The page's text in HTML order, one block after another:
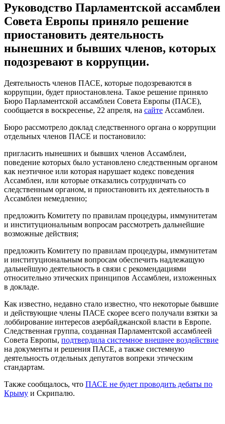
Руководство Парламентской ассамблеи
Совета Европы приняло решение
приостановить деятельность
нынешних и бывших членов, которых
подозревают в коррупции.
Деятельность членов ПАСЕ, которые подозреваются в
коррупции, будет приостановлена. Такое решение приняло
Бюро Парламентской ассамблеи Совета Европы (ПАСЕ),
сообщается в воскресенье, 22 апреля, на сайте Ассамблеи.
Бюро рассмотрело доклад следственного органа о коррупции
отдельных членов ПАСЕ и постановило:
пригласить нынешних и бывших членов Ассамблеи,
поведение которых было установлено следственным органом
как неэтичное или которая нарушает кодекс поведения
Ассамблеи, или которые отказались сотрудничать со
следственным органом, и приостановить их деятельность в
Ассамблеи немедленно;
предложить Комитету по правилам процедуры, иммунитетам
и институциональным вопросам рассмотреть дальнейшие
возможные действия;
предложить Комитету по правилам процедуры, иммунитетам
и институциональным вопросам обеспечить надлежащую
дальнейшую деятельность в связи с рекомендациями
относительно этических принципов Ассамблеи, изложенных
в докладе.
Как известно, недавно стало известно, что некоторые бывшие
и действующие члены ПАСЕ скорее всего получали взятки за
лоббирование интересов азербайджанской власти в Европе.
Следственная группа, созданная Парламентской ассамблеей
Совета Европы, подтвердила системное внешнее воздействие
на документы и решения ПАСЕ, а также системную
деятельность отдельных депутатов вопреки этическим
стандартам.
Также сообщалось, что ПАСЕ не будет проводить дебаты по
Крыму и Скрипалю.